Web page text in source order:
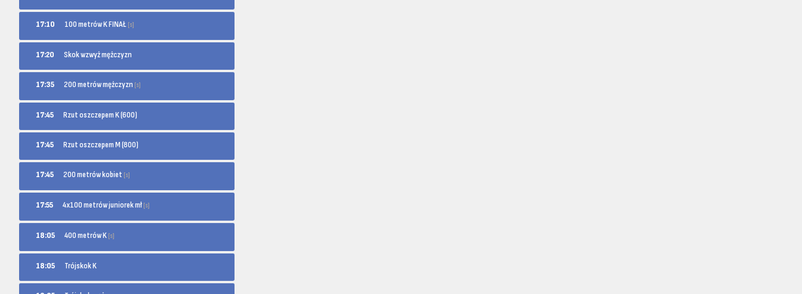
17:10 100 metrów K FINAŁ [s]
17:20 Skok wzwyż mężczyzn
17:35 200 metrów mężczyzn [s]
17:45 Rzut oszczepem K (600)
17:45 Rzut oszczepem M (800)
17:45 200 metrów kobiet [s]
17:55 4x100 metrów juniorek mł [s]
18:05 400 metrów K [s]
18:05 Trójskok K